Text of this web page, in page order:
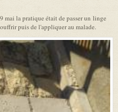
mai la pratique était de passer un linge
puis de l'appliquer au malade.